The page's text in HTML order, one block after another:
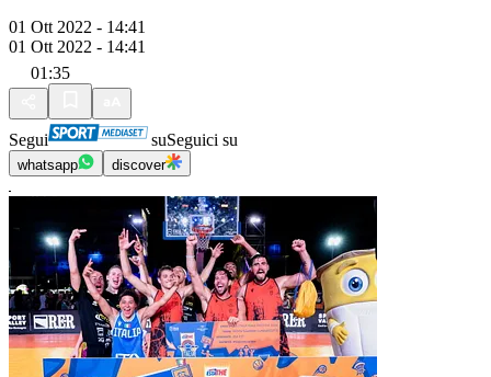
01 Ott 2022 - 14:41
01 Ott 2022 - 14:41
01:35
Segui suSeguici su
whatsapp discover